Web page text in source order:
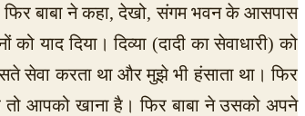
फिर बाबा ने कहा, देखो, संगम भवन के आसपास
दिया। दिव्या (दादी का सेवाधारी) को
सेवा करता था और मुझे भी हंसाता था। फिर
तो आपको खाना है। फिर बाबा ने उसको अपने